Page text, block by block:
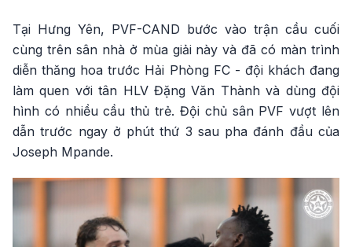
Tại Hưng Yên, PVF-CAND bước vào trận cầu cuối
cùng trên sân nhà ở mùa giải này và đã có màn trình
diễn thăng hoa trước Hải Phòng FC - đội khách đang
làm quen với tân HLV Đặng Văn Thành và dùng đội
hình có nhiều cầu thủ trẻ. Đội chủ sân PVF vượt lên
dẫn trước ngay ở phút thứ 3 sau pha đánh đầu của
Joseph Mpande.